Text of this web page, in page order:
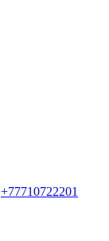
+77710722201